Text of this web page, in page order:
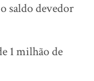
saldo devedor
1 milhão de